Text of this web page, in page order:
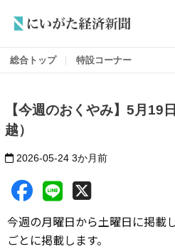
総合トップ 特設コーナー
【今週のおくやみ】5月19
越）
2026-05-24 3か月前
今週の月曜日から土曜日に掲載
ごとに掲載します。